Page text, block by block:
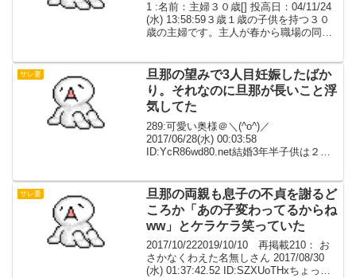
1 :名前：主婦３０歳[] 投高日：04/11/24
(水) 13:58:59３歳１歳の子供を持つ３０
歳の主婦です。主人が春から職場の同僚
す。春まではすごく幸せな家庭だっ...
サレ妻
旦那の望みで3人目妊娠したばか
り。それなのに旦那が長いこと浮
気してた
289:可愛い奥様＠＼(^o^)／
2017/06/28(水) 00:03:58
ID:YcR86wd80.net結婚3年半子供は２人
那が長いこと浮気してた
サレ妻
旦那の両親も息子の不貞を謝るど
ころか「あの子変わってるからね
ww」とケラケラ笑っていた
2017/10/222019/10/10 再掲載210： お
さかなくわえた名無しさん 2017/08/30
(水) 01:37:42.52 ID:SZXUoTHxちょっと